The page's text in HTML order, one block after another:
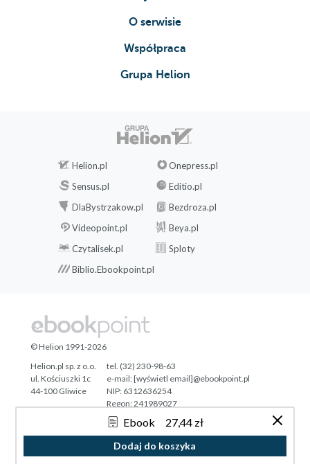
Ebook 27,44 zł
Dodaj do koszyka
O serwisie
Współpraca
Grupa Helion
Helion.pl
Onepress.pl
Sensus.pl
Editio.pl
DlaBystrzakow.pl
Bezdroza.pl
Videopoint.pl
Beya.pl
Czytalisek.pl
Sploty
Biblio.Ebookpoint.pl
Tonik.pl
© Helion 1991-2026
Helion.pl sp. z o.o.
ul. Kościuszki 1c
44-100 Gliwice
tel. (32) 230-98-63
e-mail:[wyświetl email]@ebookpoint.pl
NIP: 6312636254
Regon: 241989027